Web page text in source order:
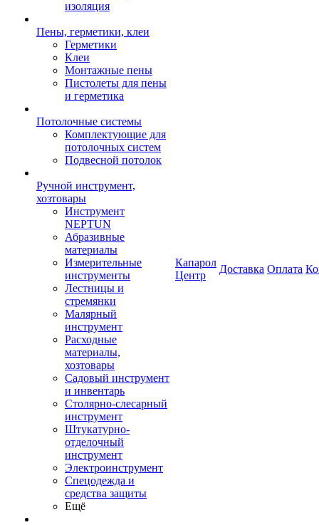
изоляция
Пены, герметики, клеи
Герметики
Клеи
Монтажные пены
Пистолеты для пены
и герметика
Потолочные системы
Комплектующие для
потолочных систем
Подвесной потолок
Ручной инструмент,
хозтовары
Инструмент
NEPTUN
Абразивные
материалы
Измерительные
инструменты
Лестницы и
стремянки
Малярный
инструмент
Расходные
материалы,
хозтовары
Садовый инструмент
и инвентарь
Столярно-слесарный
инструмент
Штукатурно-
отделочный
инструмент
Электроинструмент
Спецодежда и
средства защиты
Ещё
Капарол
Центр
Доставка Оплата